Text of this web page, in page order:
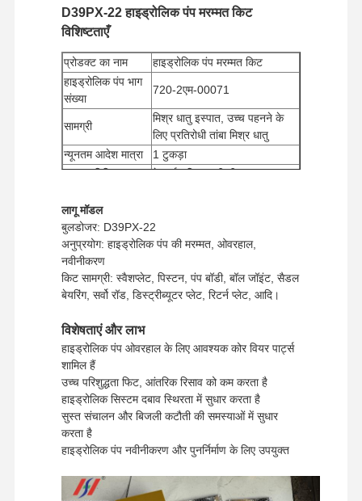
D39PX-22 हाइड्रोलिक पंप मरम्मत किट
विशिष्टताएँ
प्रोडक्ट का नाम
हाइड्रोलिक पंप मरम्मत किट
हाइड्रोलिक पंप भाग
संख्या
720-2एम-00071
सामग्री
मिश्र धातु इस्पात, उच्च पहनने के
लिए प्रतिरोधी तांबा मिश्र धातु
न्यूनतम आदेश मात्रा
1 टुकड़ा
भुगतान विधि
वेस्टर्न यूनियन, टी/टी
शिपिंग का तरीका
लागू मॉडल
बुलडोजर: D39PX-22
अनुप्रयोग: हाइड्रोलिक पंप की मरम्मत, ओवरहाल,
नवीनीकरण
किट सामग्री: स्वैशप्लेट, पिस्टन, पंप बॉडी, बॉल जॉइंट, सैडल
बेयरिंग, सर्वो रॉड, डिस्ट्रीब्यूटर प्लेट, रिटर्न प्लेट, आदि।
विशेषताएं और लाभ
हाइड्रोलिक पंप ओवरहाल के लिए आवश्यक कोर वियर पार्ट्स
शामिल हैं
उच्च परिशुद्धता फिट, आंतरिक रिसाव को कम करता है
हाइड्रोलिक सिस्टम दबाव स्थिरता में सुधार करता है
सुस्त संचालन और बिजली कटौती की समस्याओं में सुधार
करता है
हाइड्रोलिक पंप नवीनीकरण और पुनर्निर्माण के लिए उपयुक्त